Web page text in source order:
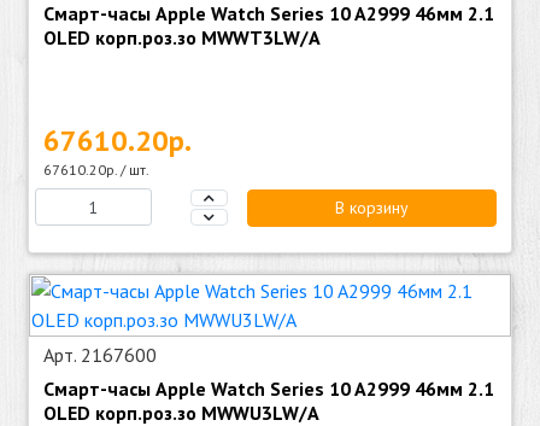
Смарт-часы Apple Watch Series 10 A2999 46мм 2.1
OLED корп.роз.зо MWWT3LW/A
67610.20р.
67610.20р. / шт.
В корзину
Арт. 2167600
Смарт-часы Apple Watch Series 10 A2999 46мм 2.1
OLED корп.роз.зо MWWU3LW/A